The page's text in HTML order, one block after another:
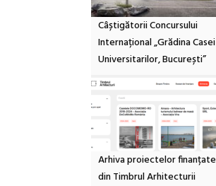
Câștigătorii Concursului
Internațional „Grădina Casei
Universitarilor, București”
Arhiva proiectelor finanțate
din Timbrul Arhitecturii